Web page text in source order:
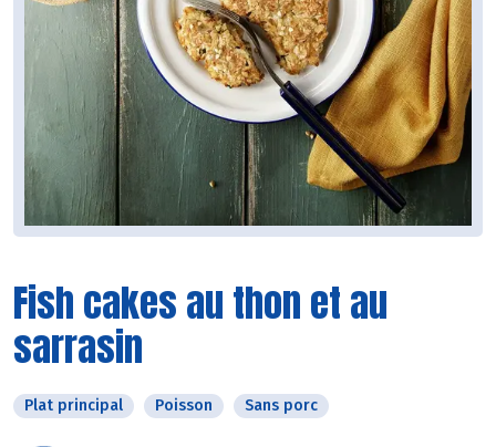
Fish cakes au thon et au
sarrasin
Plat principal Poisson Sans porc